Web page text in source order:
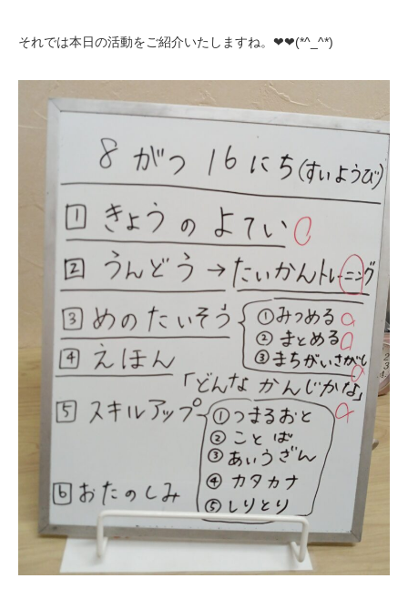
それでは本日の活動をご紹介いたしますね。❤❤(*^_^*)